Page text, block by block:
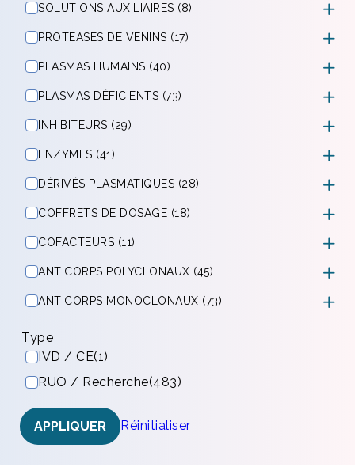
SOLUTIONS AUXILIAIRES (8)
PROTEASES DE VENINS (17)
PLASMAS HUMAINS (40)
PLASMAS DÉFICIENTS (73)
INHIBITEURS (29)
ENZYMES (41)
DÉRIVÉS PLASMATIQUES (28)
COFFRETS DE DOSAGE (18)
COFACTEURS (11)
ANTICORPS POLYCLONAUX (45)
ANTICORPS MONOCLONAUX (73)
Type
IVD / CE(1)
RUO / Recherche(483)
APPLIQUER Réinitialiser